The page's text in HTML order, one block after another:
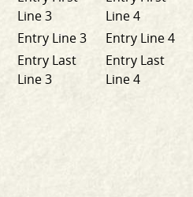
Line 3
Line 4
Entry Line 3
Entry Line 4
Entry Last
Line 3
Entry Last
Line 4